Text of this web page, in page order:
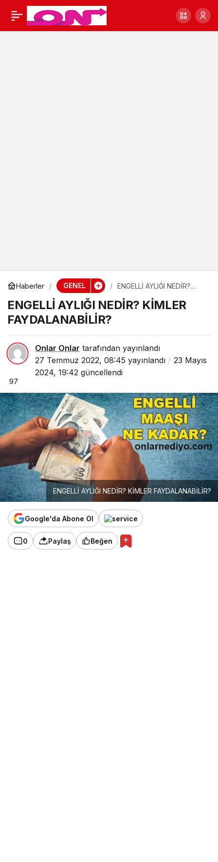
Haberler GENEL
ENGELLİ AYLIĞI NEDİR?
ENGELLİ AYLIĞI NEDİR? KİMLER
FAYDALANABİLİR?
Onlar Onlar tarafından yayınlandı
27 Temmuz 2022, 08:45 yayınlandı
23 Mayıs
2024, 19:42 güncellendi
97
ENGELLİ AYLIĞI NEDİR? KİMLER FAYDALANABİLİR?
Google'da Abone Ol
0 Paylaş Beğen
EYT YASASI Paylaş